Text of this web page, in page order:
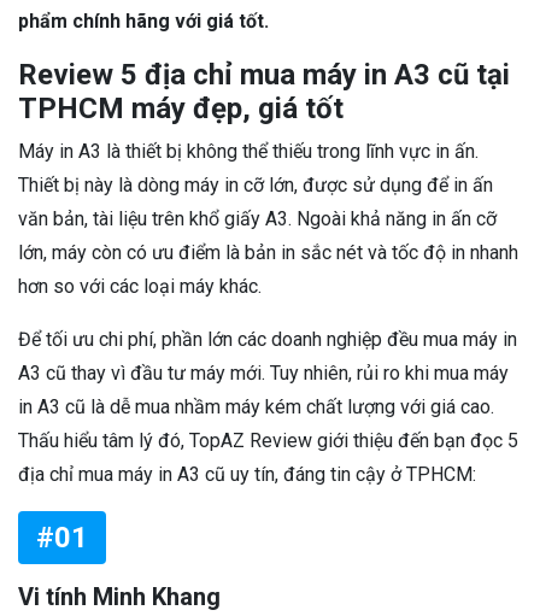
phẩm chính hãng với giá tốt.
Review 5 địa chỉ mua máy in A3 cũ tại
TPHCM máy đẹp, giá tốt
Máy in A3 là thiết bị không thể thiếu trong lĩnh vực in ấn.
Thiết bị này là dòng máy in cỡ lớn, được sử dụng để in ấn
văn bản, tài liệu trên khổ giấy A3. Ngoài khả năng in ấn cỡ
lớn, máy còn có ưu điểm là bản in sắc nét và tốc độ in nhanh
hơn so với các loại máy khác.
Để tối ưu chi phí, phần lớn các doanh nghiệp đều mua máy in
A3 cũ thay vì đầu tư máy mới. Tuy nhiên, rủi ro khi mua máy
in A3 cũ là dễ mua nhầm máy kém chất lượng với giá cao.
Thấu hiểu tâm lý đó, TopAZ Review giới thiệu đến bạn đọc 5
địa chỉ mua máy in A3 cũ uy tín, đáng tin cậy ở TPHCM:
#01
Vi tính Minh Khang